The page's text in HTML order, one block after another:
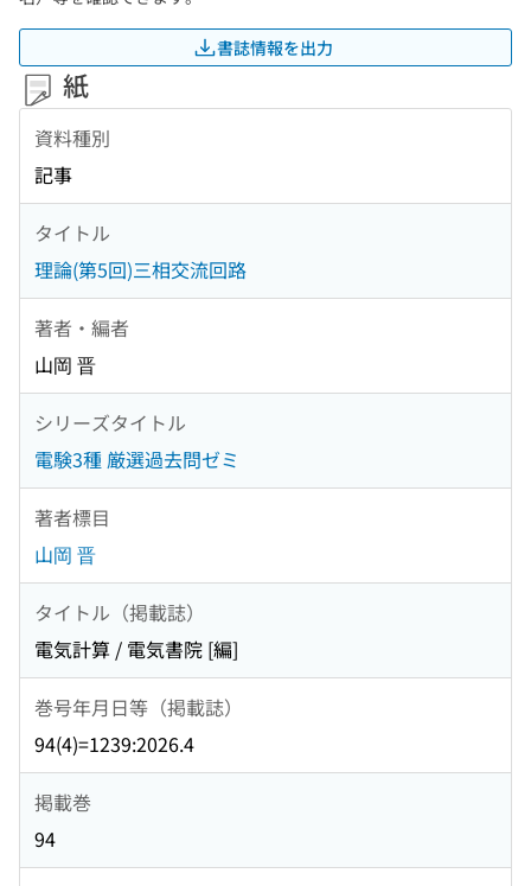
書誌情報を出力
紙
資料種別
記事
タイトル
理論(第5回)三相交流回路
著者・編者
山岡 晋
シリーズタイトル
電験3種 厳選過去問ゼミ
著者標目
山岡 晋
タイトル（掲載誌）
電気計算 / 電気書院 [編]
巻号年月日等（掲載誌）
94(4)=1239:2026.4
掲載巻
94